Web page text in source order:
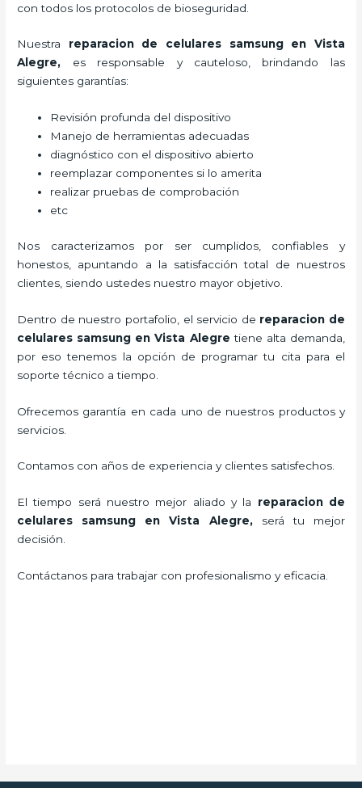
con todos los protocolos de bioseguridad.
Nuestra reparacion de celulares samsung en Vista
Alegre, es responsable y cauteloso, brindando las
siguientes garantías:
Revisión profunda del dispositivo
Manejo de herramientas adecuadas
diagnóstico con el dispositivo abierto
reemplazar componentes si lo amerita
realizar pruebas de comprobación
etc
Nos caracterizamos por ser cumplidos, confiables y
honestos, apuntando a la satisfacción total de nuestros
clientes, siendo ustedes nuestro mayor objetivo.
Dentro de nuestro portafolio, el servicio de reparacion de
celulares samsung en Vista Alegre tiene alta demanda,
por eso tenemos la opción de programar tu cita para el
soporte técnico a tiempo.
Ofrecemos garantía en cada uno de nuestros productos y
servicios.
Contamos con años de experiencia y clientes satisfechos.
El tiempo será nuestro mejor aliado y la reparacion de
celulares samsung en Vista Alegre, será tu mejor
decisión.
Contáctanos para trabajar con profesionalismo y eficacia.